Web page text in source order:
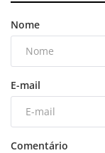
Nome
E-mail
Comentário